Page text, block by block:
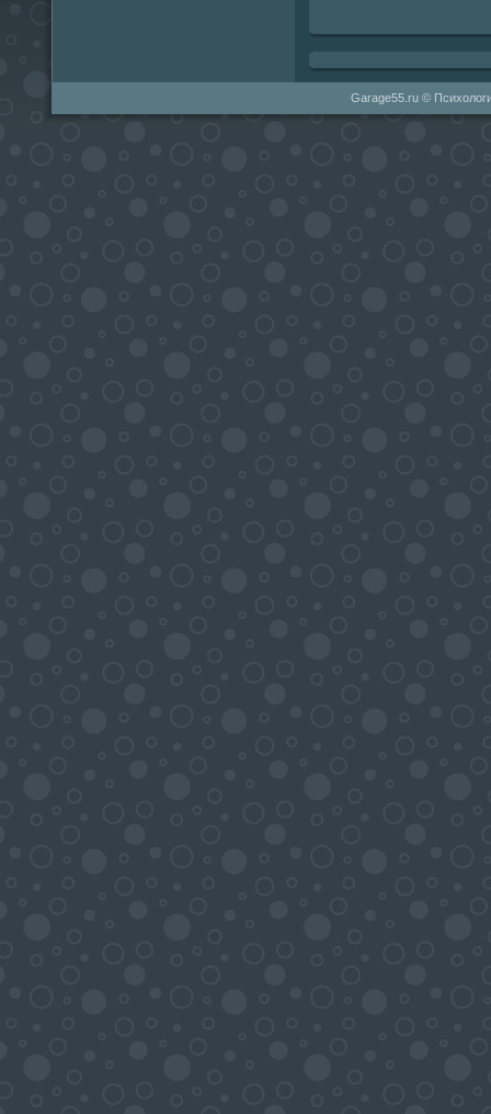
Garage55.ru ©